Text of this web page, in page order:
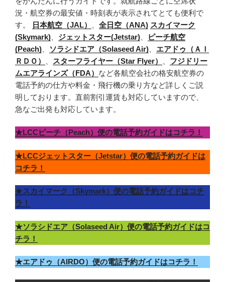
況・航空券の最安値・時刻表が表示されてとても便利で
す。
日本航空（JAL） 全日空（ANA) スカイマーク
(Skymark)
ジェットスター(Jetstar)
ピーチ航空
(Peach)
ソラシドエア（Solaseed Air)
エアドゥ（ＡＩ
ＲＤＯ）
スターフライヤー（Star Flyer）
フジドリー
ムエアラインズ（FDA） など各航空会社の格安航空券の
電話予約の仕方や料金・飛行機の乗り方など詳しくご説
明しております。直前割引運賃も対応していますので、
急なご出発も対応しています。
★LCCピーチ（Peach）便の電話予約ガイドはコチラ！
★LCCジェットスター（Jetstar）便の電話予約ガイドは
コチラ！
★スカイマーク（Skymark）便の電話予約ガイドはコチ
ラ！
★ソラシドエア（Solaseed Air）便の電話予約ガイドはコ
チラ！
★エアドゥ（AIRDO）便の電話予約ガイドはコチラ！